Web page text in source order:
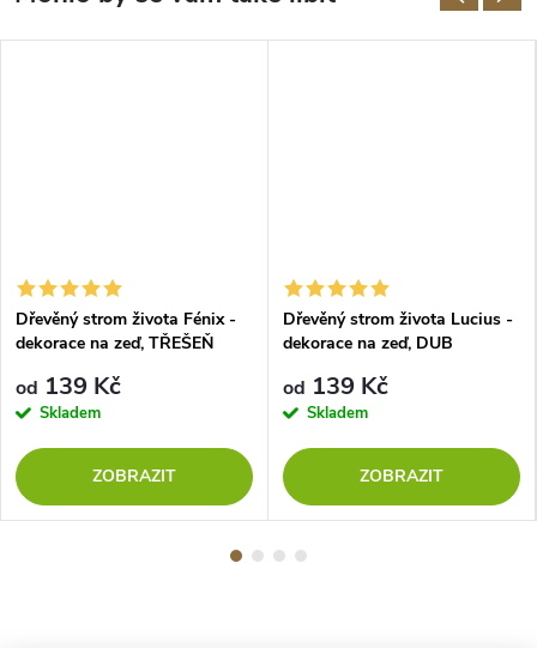
Dřevěný strom života Fénix -
dekorace na zeď, TŘEŠEŇ
od 139 Kč
Skladem
ZOBRAZIT
Dřevěný strom života Lucius -
dekorace na zeď, DUB
od 139 Kč
Skladem
ZOBRAZIT